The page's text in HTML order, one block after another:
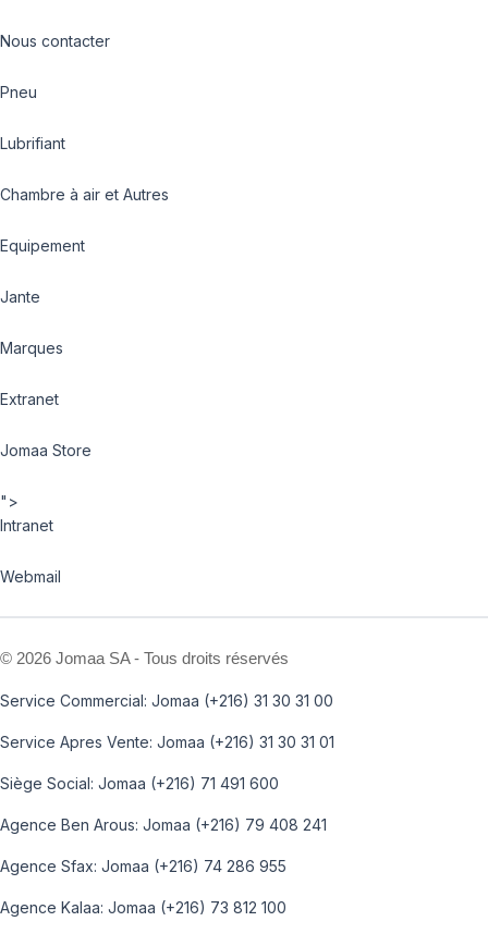
Nous contacter
Pneu
Lubrifiant
Chambre à air et Autres
Equipement
Jante
Marques
Extranet
Jomaa Store
">
Intranet
Webmail
© 2026 Jomaa SA - Tous droits réservés
Service Commercial: Jomaa (+216) 31 30 31 00
Service Apres Vente: Jomaa (+216) 31 30 31 01
Siège Social: Jomaa (+216) 71 491 600
Agence Ben Arous: Jomaa (+216) 79 408 241
Agence Sfax: Jomaa (+216) 74 286 955
Agence Kalaa: Jomaa (+216) 73 812 100